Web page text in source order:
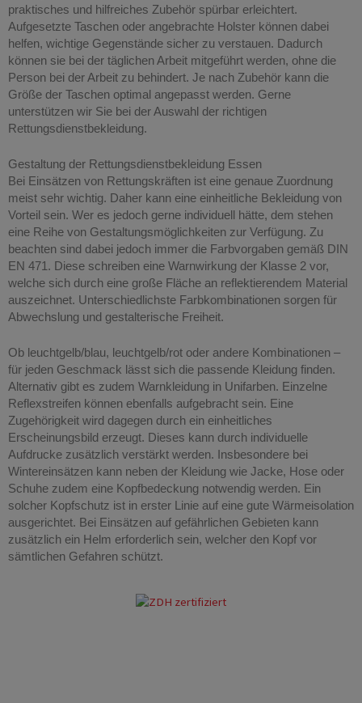
praktisches und hilfreiches Zubehör spürbar erleichtert.
Aufgesetzte Taschen oder angebrachte Holster können dabei
helfen, wichtige Gegenstände sicher zu verstauen. Dadurch
können sie bei der täglichen Arbeit mitgeführt werden, ohne die
Person bei der Arbeit zu behindert. Je nach Zubehör kann die
Größe der Taschen optimal angepasst werden. Gerne
unterstützen wir Sie bei der Auswahl der richtigen
Rettungsdienstbekleidung.
Gestaltung der Rettungsdienstbekleidung Essen
Bei Einsätzen von Rettungskräften ist eine genaue Zuordnung
meist sehr wichtig. Daher kann eine einheitliche Bekleidung von
Vorteil sein. Wer es jedoch gerne individuell hätte, dem stehen
eine Reihe von Gestaltungsmöglichkeiten zur Verfügung. Zu
beachten sind dabei jedoch immer die Farbvorgaben gemäß DIN
EN 471. Diese schreiben eine Warnwirkung der Klasse 2 vor,
welche sich durch eine große Fläche an reflektierendem Material
auszeichnet. Unterschiedlichste Farbkombinationen sorgen für
Abwechslung und gestalterische Freiheit.
Ob leuchtgelb/blau, leuchtgelb/rot oder andere Kombinationen –
für jeden Geschmack lässt sich die passende Kleidung finden.
Alternativ gibt es zudem Warnkleidung in Unifarben. Einzelne
Reflexstreifen können ebenfalls aufgebracht sein. Eine
Zugehörigkeit wird dagegen durch ein einheitliches
Erscheinungsbild erzeugt. Dieses kann durch individuelle
Aufdrucke zusätzlich verstärkt werden. Insbesondere bei
Wintereinsätzen kann neben der Kleidung wie Jacke, Hose oder
Schuhe zudem eine Kopfbedeckung notwendig werden. Ein
solcher Kopfschutz ist in erster Linie auf eine gute Wärmeisolation
ausgerichtet. Bei Einsätzen auf gefährlichen Gebieten kann
zusätzlich ein Helm erforderlich sein, welcher den Kopf vor
sämtlichen Gefahren schützt.